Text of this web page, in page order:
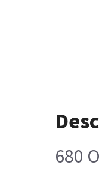
680